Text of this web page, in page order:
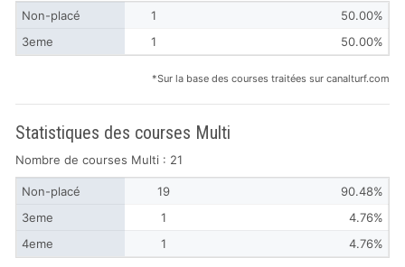
Non-placé 1
50.00%
3eme
1 50.00%
*Sur la base des courses traitées sur canalturf.com
Statistiques des courses Multi
Nombre de courses Multi : 21
Non-placé 19
90.48%
3eme
1
4.76%
4eme
1 4.76%